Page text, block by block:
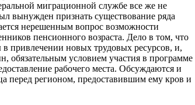
миграционной службе все же не
вынужден признать существование ряда
нерешенным вопрос возможности
пенсионного возраста. Дело в том, что
в привлечении новых трудовых ресурсов, и,
обязательным условием участия в программе
рабочего места. Обсуждаются и
перед регионом, предоставившим ему кров и